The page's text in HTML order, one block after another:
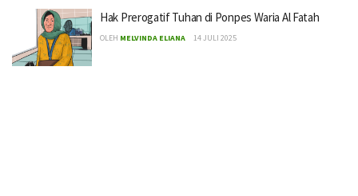
Hak Prerogatif Tuhan di Ponpes Waria Al Fatah
OLEH MELVINDA ELIANA 14 JULI 2025